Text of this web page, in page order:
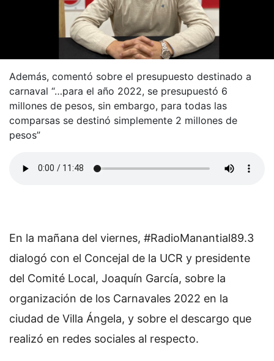
Además, comentó sobre el presupuesto destinado a
carnaval “…para el año 2022, se presupuestó 6
millones de pesos, sin embargo, para todas las
comparsas se destinó simplemente 2 millones de
pesos”
En la mañana del viernes, #RadioManantial89.3
dialogó con el Concejal de la UCR y presidente
del Comité Local, Joaquín García, sobre la
organización de los Carnavales 2022 en la
ciudad de Villa Ángela, y sobre el descargo que
realizó en redes sociales al respecto.